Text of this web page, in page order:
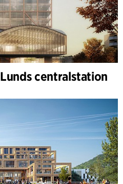
Lunds centralstation